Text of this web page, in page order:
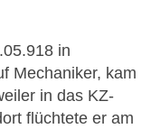
in
Mechaniker, kam
in das KZ-
flüchtete er am